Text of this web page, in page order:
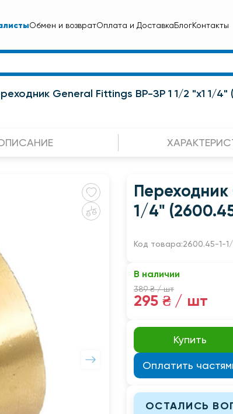
Обмен и возвратОплата и ДоставкаБлогКонтакты
General Fittings ВР-ЗР 1 1/2 "x1 1/4"
1/4"
Код товара:2600.45-1-
В наличии
389 ₴/ шт
295 ₴/ шт
Купить
Оплатить
ОСТАЛИСЬ